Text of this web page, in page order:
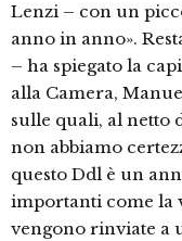
Lenzi – con un
anno in anno».
– ha spiegato la
alla Camera,
sulle quali, al netto
non abbiamo
questo Ddl è un
importanti come la
vengono rinviate a